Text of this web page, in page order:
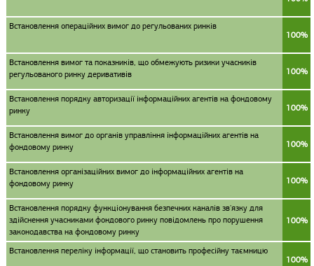
Встановлення операційних вимог до регульованих ринків
100%
Встановлення вимог та показників, що обмежують ризики учасників
регульованого ринку деривативів
100%
Встановлення порядку авторизації інформаційних агентів на фондовому
ринку
100%
Встановлення вимог до органів управління інформаційних агентів на
фондовому ринку
100%
Встановлення організаційних вимог до інформаційних агентів на
фондовому ринку
100%
Встановлення порядку функціонування безпечних каналів зв'язку для
здійснення учасниками фондового ринку повідомлень про порушення
законодавства на фондовому ринку
100%
Встановлення переліку інформації, що становить професійну таємницю
100%